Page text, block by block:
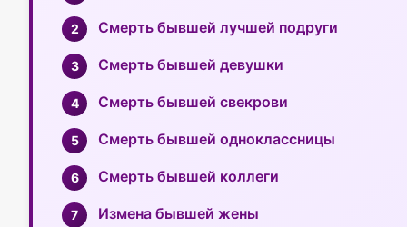
Смерть бывшей лучшей подруги
Смерть бывшей девушки
Смерть бывшей свекрови
Смерть бывшей одноклассницы
Смерть бывшей коллеги
Измена бывшей жены